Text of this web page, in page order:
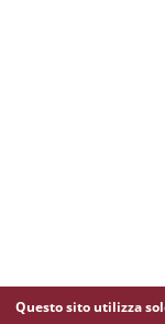
Questo sito utilizza